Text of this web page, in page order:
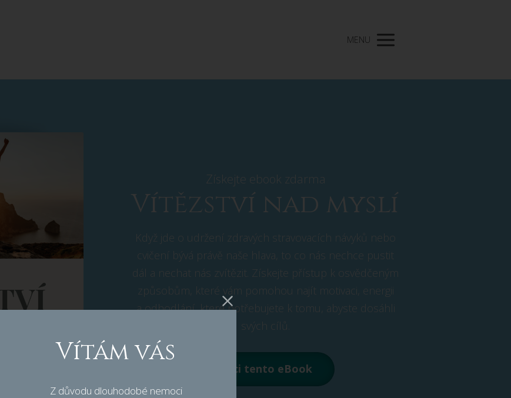
MENU
Získejte ebook zdarma
Vítězství nad myslí
Když jde o udržení zdravých stravovacích návyků nebo
cvičení bývá právě naše hlava, to co nás nechce pustit
dál a nechat nás zvítězit. Získejte přístup k osvědčeným
způsobům, které vám pomohou najít motivaci, energii
a odhodlání, které potřebujete k tomu, abyste dosáhli
svých cílů.
Chci tento eBook
Vítám vás
Z důvodu dlouhodobé nemoci